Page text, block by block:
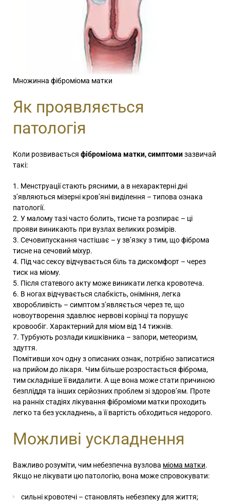
Множинна фіброміома матки
Як проявляється
патологія
Коли розвивається фіброміома матки, симптомизазвичай
такі:
Менструації стають рясними, а в нехарактерні дні
з’являються мізерні кров’яні виділення – типова ознака
патології.
У малому тазі часто болить, тисне та розпирає – ці
прояви виникають при вузлах великих розмірів.
Сечовипускання частішає – у зв’язку з тим, що фіброма
тисне на сечовий міхур.
Під час сексу відчувається біль та дискомфорт – через
тиск на міому.
Після статевого акту може виникати легка кровотеча.
В ногах відчувається слабкість, оніміння, легка
хворобливість – симптом з’являється через те, що
новоутворення здавлює нервові корінці та порушує
кровообіг. Характерний для міом від 14 тижнів.
Турбують розлади кишківника – запори, метеоризм,
здуття.
Помітивши хоч одну з описаних ознак, потрібно записатися
на прийом до лікаря. Чим більше розростається фіброма,
тим складніше її видалити. А ще вона може стати причиною
безпліддя та інших серйозних проблем зі здоров’ям. Проте
на ранніх стадіях лікування фіброміоми матки проходить
легко та без ускладнень, а її вартість обходиться недорого.
Можливі ускладнення
Важливо розуміти, чим небезпечна вузлова міома матки.
Якщо не лікувати цю патологію, вона може спровокувати:
сильні кровотечі – становлять небезпеку для життя;